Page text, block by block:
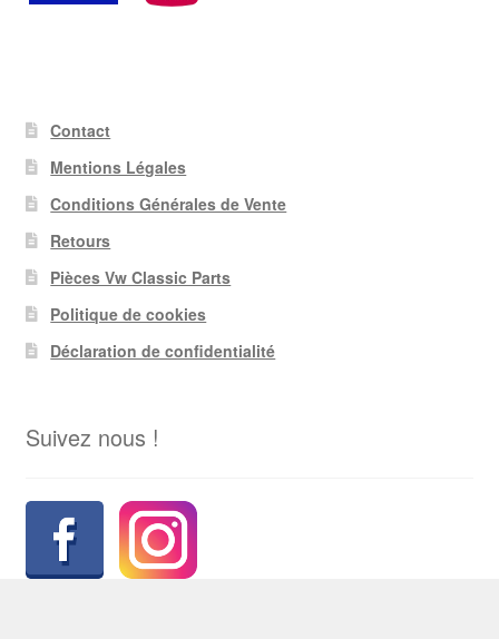
Contact
Mentions Légales
Conditions Générales de Vente
Retours
Pièces Vw Classic Parts
Politique de cookies
Déclaration de confidentialité
Suivez nous !